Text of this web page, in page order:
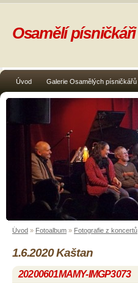
Úvod Galerie Osamělých písničkářů
Osamělí písničkáři
Úvod » Fotoalbum » Fotografie z koncertů
1.6.2020 Kaštan
20200601MAMY-IMGP3073